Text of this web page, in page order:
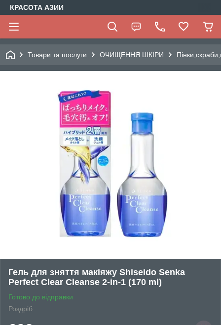
КРАСОТА АЗИИ
Товари та послуги ОЧИЩЕННЯ ШКІРИ
Гель для зняття макіяжу Shiseido Senka
Perfect Clear Cleanse 2-in-1 (170 ml)
Готово до відправки
Роздріб